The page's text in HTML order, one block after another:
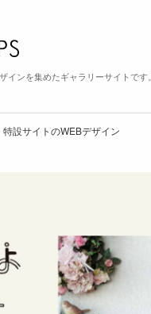
ンを集めたギャラリーサイトです。
設サイトのWEBデザイン